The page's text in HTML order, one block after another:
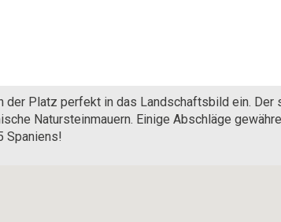
Platz perfekt in das Landschaftsbild ein.
Natursteinmauern. Einige Abschläge
Spaniens!